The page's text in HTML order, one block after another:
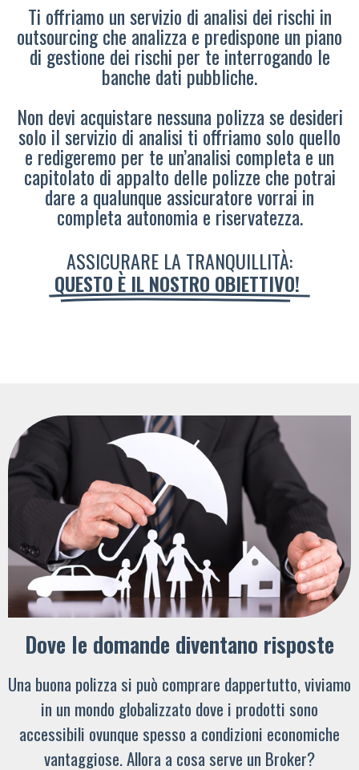
Ti offriamo un servizio di analisi dei rischi in
outsourcing che analizza e predispone un piano
di gestione dei rischi per te interrogando le
banche dati pubbliche.
Non devi acquistare nessuna polizza se desideri
solo il servizio di analisi ti offriamo solo quello
e redigeremo per te un’analisi completa e un
capitolato di appalto delle polizze che potrai
dare a qualunque assicuratore vorrai in
completa autonomia e riservatezza.
ASSICURARE LA TRANQUILLITÀ:
QUESTO È IL NOSTRO OBIETTIVO!
Dove le domande diventano risposte
Una buona polizza si può comprare dappertutto, viviamo
in un mondo globalizzato dove i prodotti sono
accessibili ovunque spesso a condizioni economiche
vantaggiose. Allora a cosa serve un Broker?